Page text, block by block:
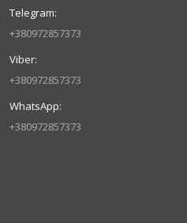
+380972857373
+380972857373
+380972857373